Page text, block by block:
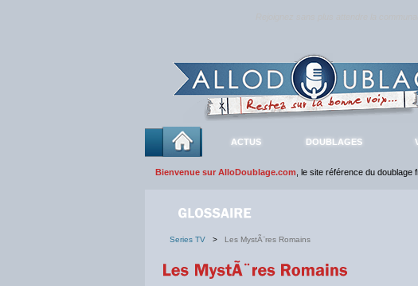
ACTUS DOUBLAGES
Bienvenue sur AlloDoublage.com , le site référence du doublage
Series TV > Les MystÃ¨res Romains